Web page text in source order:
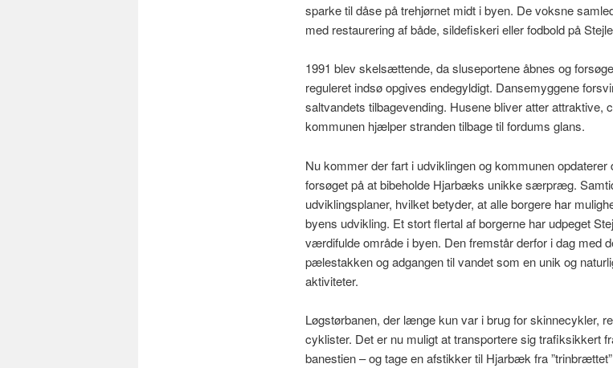
sparke til dåse på trehjørnet midt i byen. De voksne
med restaurering af både, sildefiskeri eller fodbold på
1991 blev skelsættende, da sluseportene åbnes og
reguleret indsø opgives endegyldigt. Dansemyggene
saltvandets tilbagevending. Husene bliver atter attraktive,
kommunen hjælper stranden tilbage til fordums glans.
Nu kommer der fart i udviklingen og kommunen
forsøget på at bibeholde Hjarbæks unikke særpræg.
udviklingsplaner, hvilket betyder, at alle borgere har
byens udvikling. Et stort flertal af borgerne har udpeget
værdifulde område i byen. Den fremstår derfor i dag med
pælestakken og adgangen til vandet som en unik og
aktiviteter.
Løgstørbanen, der længe kun var i brug for skinnecykler,
cyklister. Det er nu muligt at transportere sig trafiksikkert
banestien – og tage en afstikker til Hjarbæk fra